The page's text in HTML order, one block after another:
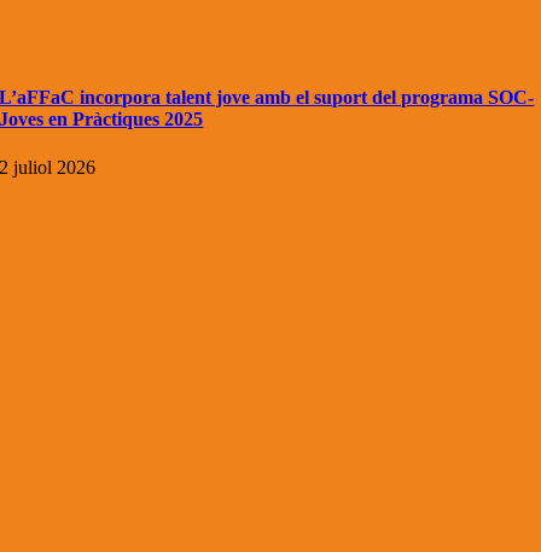
L’aFFaC incorpora talent jove amb el suport del programa SOC-
Joves en Pràctiques 2025
2 juliol 2026